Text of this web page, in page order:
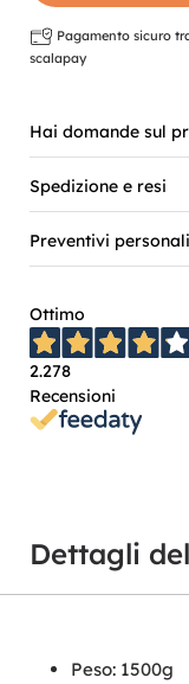
Pagamento sicuro
scalapay
Hai domande sul
Spedizione e resi
Preventivi
Ottimo
2.278
Recensioni
Dettagli
Peso: 1500g